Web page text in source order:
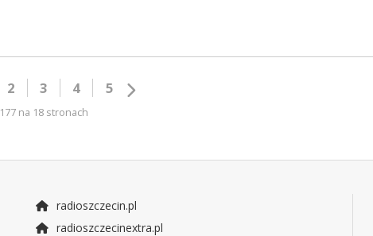
2 3 4 5
177 na 18 stronach
radioszczecin.pl
radioszczecinextra.pl